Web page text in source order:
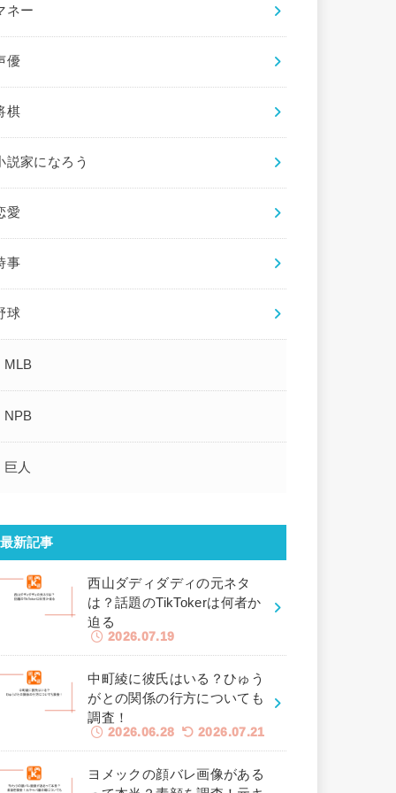
ネー
優
棋
説家になろう
愛
事
球
MLB
NPB
巨人
最新記事
西山ダディダディの元ネタ
は？話題のTikTokerは何者か
迫る
2026.07.19
中町綾に彼氏はいる？ひゅう
がとの関係の行方についても
調査！
2026.06.28 2026.07.21
ヨメックの顔バレ画像がある